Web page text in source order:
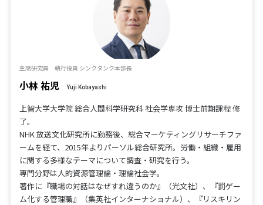
主席研究員 執行役員 シンクタンク本部長
小林 祐児 Yuji Kobayashi
上智大学大学院 総合人間科学研究科 社会学専攻 博士前期課程 修
了。
NHK 放送文化研究所に勤務後、総合マーケティングリサーチファ
ームを経て、2015年よりパーソル総合研究所。労働・組織・雇用
に関する多様なテーマについて調査・研究を行う。
専門分野は人的資源管理論・理論社会学。
著作に『職場の対話はなぜすれ違うのか』（光文社）、『罰ゲー
ム化する管理職』（集英社インターナショナル）、『リスキリン